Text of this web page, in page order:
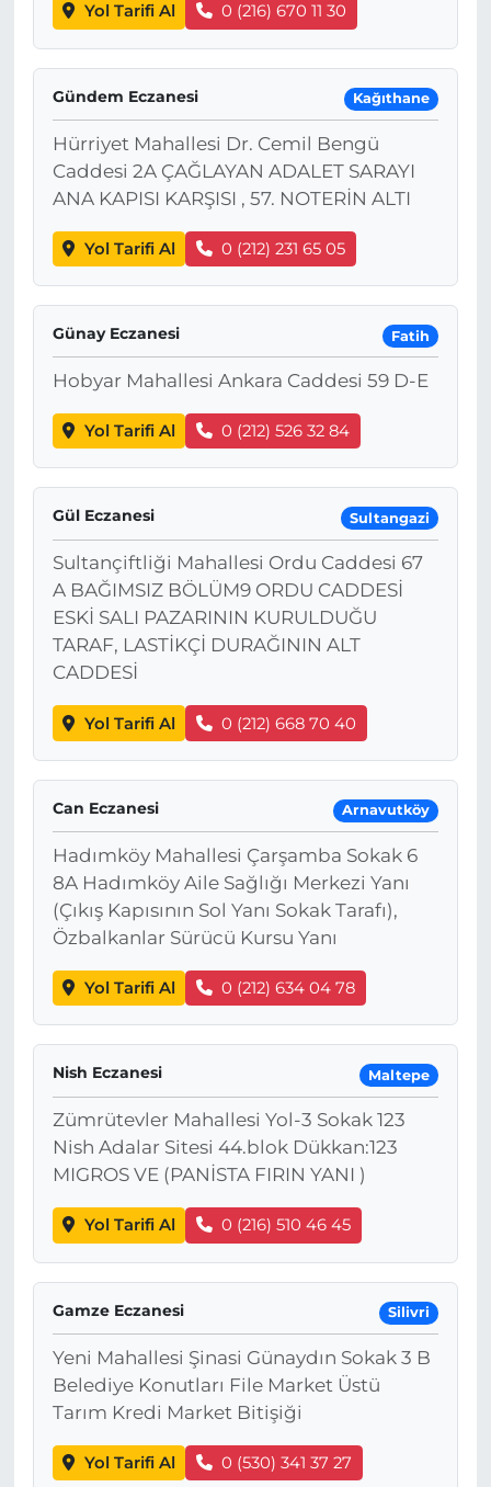
Yol Tarifi Al 0 (216) 670 11 30
Gündem Eczanesi Kağıthane
Hürriyet Mahallesi Dr. Cemil Bengü
Caddesi 2A ÇAĞLAYAN ADALET SARAYI
ANA KAPISI KARŞISI , 57. NOTERİN ALTI
Yol Tarifi Al 0 (212) 231 65 05
Günay Eczanesi Fatih
Hobyar Mahallesi Ankara Caddesi 59 D-E
Yol Tarifi Al 0 (212) 526 32 84
Gül Eczanesi Sultangazi
Sultançiftliği Mahallesi Ordu Caddesi 67
A BAĞIMSIZ BÖLÜM9 ORDU CADDESİ
ESKİ SALI PAZARININ KURULDUĞU
TARAF, LASTİKÇİ DURAĞININ ALT
CADDESİ
Yol Tarifi Al 0 (212) 668 70 40
Can Eczanesi Arnavutköy
Hadımköy Mahallesi Çarşamba Sokak 6
8A Hadımköy Aile Sağlığı Merkezi Yanı
(Çıkış Kapısının Sol Yanı Sokak Tarafı),
Özbalkanlar Sürücü Kursu Yanı
Yol Tarifi Al 0 (212) 634 04 78
Nish Eczanesi Maltepe
Zümrütevler Mahallesi Yol-3 Sokak 123
Nish Adalar Sitesi 44.blok Dükkan:123
MIGROS VE (PANİSTA FIRIN YANI )
Yol Tarifi Al 0 (216) 510 46 45
Gamze Eczanesi Silivri
Yeni Mahallesi Şinasi Günaydın Sokak 3 B
Belediye Konutları File Market Üstü
Tarım Kredi Market Bitişiği
Yol Tarifi Al 0 (530) 341 37 27